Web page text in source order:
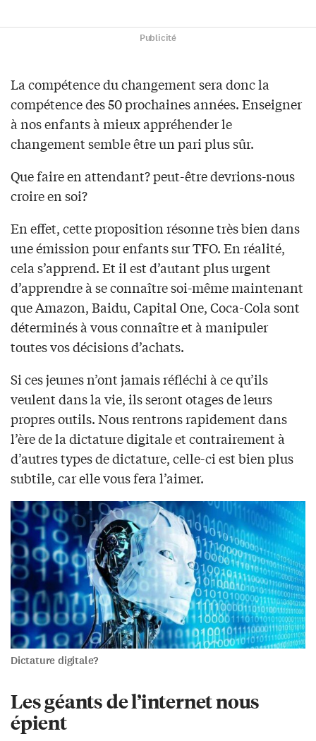
Publicité
La compétence du changement sera donc la
compétence des 50 prochaines années. Enseigner
à nos enfants à mieux appréhender le
changement semble être un pari plus sûr.
Que faire en attendant? peut-être devrions-nous
croire en soi?
En effet, cette proposition résonne très bien dans
une émission pour enfants sur TFO. En réalité,
cela s’apprend. Et il est d’autant plus urgent
d’apprendre à se connaître soi-même maintenant
que Amazon, Baidu, Capital One, Coca-Cola sont
déterminés à vous connaître et à manipuler
toutes vos décisions d’achats.
Si ces jeunes n’ont jamais réfléchi à ce qu’ils
veulent dans la vie, ils seront otages de leurs
propres outils. Nous rentrons rapidement dans
l’ère de la dictature digitale et contrairement à
d’autres types de dictature, celle-ci est bien plus
subtile, car elle vous fera l’aimer.
Dictature digitale?
Les géants de l’internet nous
épient